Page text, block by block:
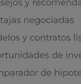
y
negociadas
y contratos
de
de